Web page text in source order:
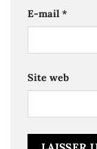
E-mail*
Site web